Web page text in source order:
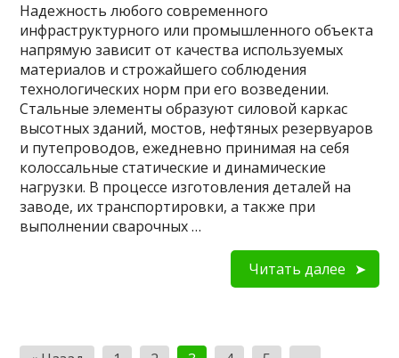
Надежность любого современного
инфраструктурного или промышленного объекта
напрямую зависит от качества используемых
материалов и строжайшего соблюдения
технологических норм при его возведении.
Стальные элементы образуют силовой каркас
высотных зданий, мостов, нефтяных резервуаров
и путепроводов, ежедневно принимая на себя
колоссальные статические и динамические
нагрузки. В процессе изготовления деталей на
заводе, их транспортировки, а также при
выполнении сварочных …
Читать далее